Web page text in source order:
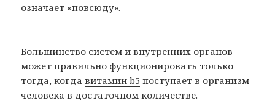
означает «повсюду».
Большинство систем и внутренних органов
может правильно функционировать только
тогда, когдавитамин b5 поступает в организм
человека в достаточном количестве.